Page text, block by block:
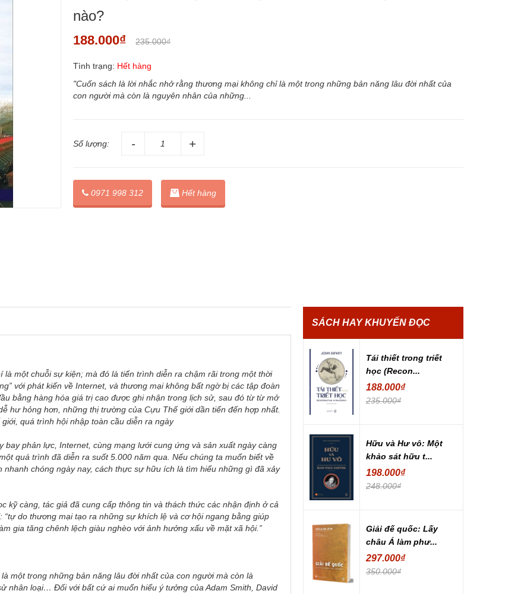
nào?
188.000₫ 235.000₫
Tình trạng: Hết hàng
"Cuốn sách là lời nhắc nhở rằng thương mại không chỉ là một trong những bản năng lâu đời nhất của
con người mà còn là nguyên nhân của những...
Số lượng:
0971 998 312 Hết hàng
là một chuỗi sự kiện; mà đó là tiến trình diễn ra chậm rãi trong một thời
” với phát kiến về Internet, và thương mại không bất ngờ bị các tập đoàn
bằng hàng hóa giá trị cao được ghi nhận trong lịch sử, sau đó từ từ mở
hư hỏng hơn, những thị trường của Cựu Thế giới dần tiến đến hợp nhất.
quá trình hội nhập toàn cầu diễn ra ngày
bay phản lực, Internet, cùng mạng lưới cung ứng và sản xuất ngày càng
quá trình đã diễn ra suốt 5.000 năm qua. Nếu chúng ta muốn biết về
chóng ngày nay, cách thực sự hữu ích là tìm hiểu những gì đã xảy
kỹ càng, tác giả đã cung cấp thông tin và thách thức các nhận định ở cả
“tự do thương mại tạo ra những sự khích lệ và cơ hội ngang bằng giúp
gia tăng chênh lệch giàu nghèo với ảnh hưởng xấu về mặt xã hội.”
một trong những bản năng lâu đời nhất của con người mà còn là
nhân loại… Đối với bất cứ ai muốn hiểu ý tưởng của Adam Smith, David
SÁCH HAY KHUYẾN ĐỌC
Tái thiết trong triết
học (Recon...
188.000₫
235.000₫
Hữu và Hư vô: Một
khảo sát hữu t...
198.000₫
248.000₫
Giải đế quốc: Lấy
châu Á làm phư...
297.000₫
350.000₫